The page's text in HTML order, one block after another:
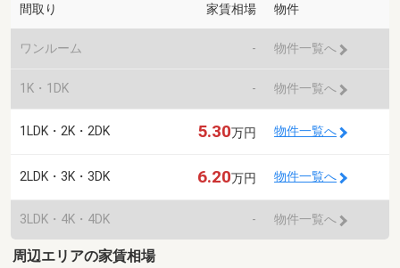
間取り 家賃相場 物件
ワンルーム - 物件一覧へ
1K・1DK - 物件一覧へ
1LDK・2K・2DK 5.30万円 物件一覧へ
2LDK・3K・3DK 6.20万円 物件一覧へ
3LDK・4K・4DK - 物件一覧へ
周辺エリアの家賃相場